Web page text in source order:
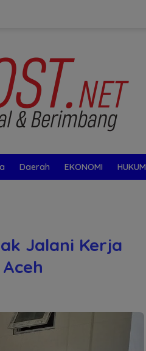
Daerah EKONOMI HUKUM
Jalani Kerja